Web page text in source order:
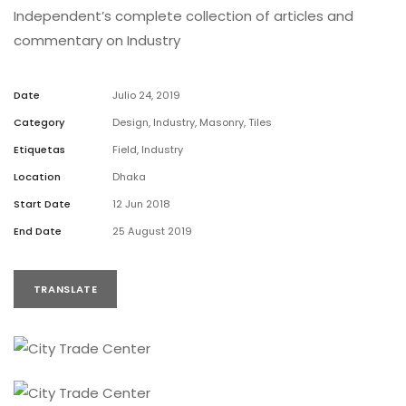
Independent’s complete collection of articles and
commentary on Industry
Date
Julio 24, 2019
Category
Design, Industry, Masonry,Tiles
Etiquetas
Field, Industry
Location
Dhaka
Start Date
12 Jun 2018
End Date
25 August 2019
TRANSLATE